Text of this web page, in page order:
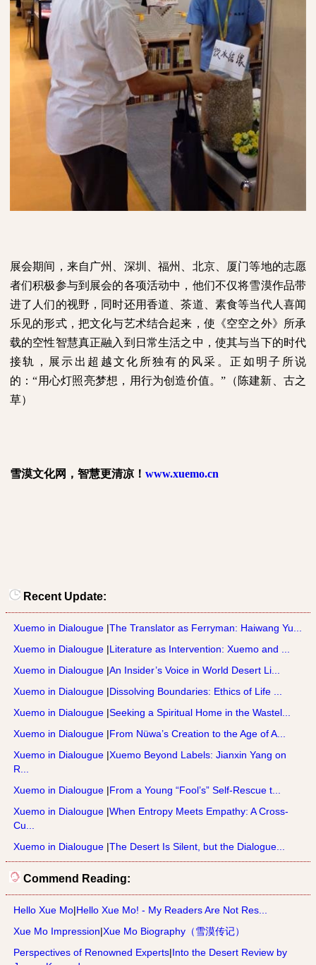
展会期间，来自广州、深圳、福州、北京、厦门等地的志愿
者们积极参与到展会的各项活动中，他们不仅将雪漠作品带
进了人们的视野，同时还用香道、茶道、素食等当代人喜闻
乐见的形式，把文化与艺术结合起来，使《空空之外》所承
载的空性智慧真正融入到日常生活之中，使其与当下的时代
接轨，展示出超越文化所独有的风采。正如明子所说
的：“用心灯照亮梦想，用行为创造价值。”（陈建新、古之
草）
雪漠文化网，智慧更清凉！ www.xuemo.cn
Recent Update:
Xuemo in Dialougue |The Translator as Ferryman: Haiwang Yu...
Xuemo in Dialougue |Literature as Intervention: Xuemo and ...
Xuemo in Dialougue |An Insider’s Voice in World Desert Li...
Xuemo in Dialougue |Dissolving Boundaries: Ethics of Life ...
Xuemo in Dialougue |Seeking a Spiritual Home in the Wastel...
Xuemo in Dialougue |From Nüwa’s Creation to the Age of A...
Xuemo in Dialougue |Xuemo Beyond Labels: Jianxin Yang on
R...
Xuemo in Dialougue |From a Young “Fool’s” Self-Rescue t...
Xuemo in Dialougue |When Entropy Meets Empathy: A Cross-
Cu...
Xuemo in Dialougue |The Desert Is Silent, but the Dialogue...
Commend Reading:
Hello Xue Mo|Hello Xue Mo! - My Readers Are Not Res...
Xue Mo Impression|Xue Mo Biography（雪漠传记）
Perspectives of Renowned Experts|Into the Desert Review by